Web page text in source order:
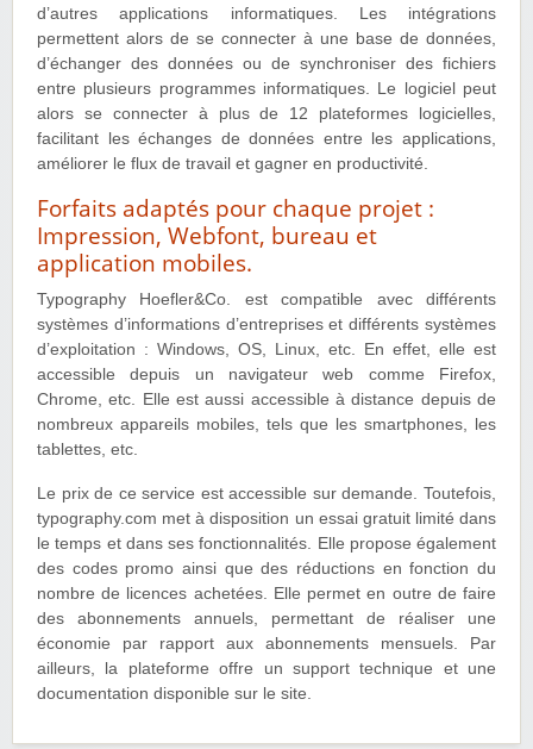
d’autres applications informatiques. Les intégrations
permettent alors de se connecter à une base de données,
d’échanger des données ou de synchroniser des fichiers
entre plusieurs programmes informatiques. Le logiciel peut
alors se connecter à plus de 12 plateformes logicielles,
facilitant les échanges de données entre les applications,
améliorer le flux de travail et gagner en productivité.
Forfaits adaptés pour chaque projet :
Impression, Webfont, bureau et
application mobiles.
Typography Hoefler&Co. est compatible avec différents
systèmes d’informations d’entreprises et différents systèmes
d’exploitation : Windows, OS, Linux, etc. En effet, elle est
accessible depuis un navigateur web comme Firefox,
Chrome, etc. Elle est aussi accessible à distance depuis de
nombreux appareils mobiles, tels que les smartphones, les
tablettes, etc.
Le prix de ce service est accessible sur demande. Toutefois,
typography.com met à disposition un essai gratuit limité dans
le temps et dans ses fonctionnalités. Elle propose également
des codes promo ainsi que des réductions en fonction du
nombre de licences achetées. Elle permet en outre de faire
des abonnements annuels, permettant de réaliser une
économie par rapport aux abonnements mensuels. Par
ailleurs, la plateforme offre un support technique et une
documentation disponible sur le site.